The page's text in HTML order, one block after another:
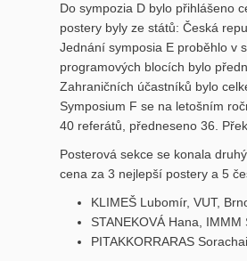
Do sympozia D bylo přihlášeno
postery byly ze států: Česká
Jednání symposia E proběhlo v
programových blocích bylo
Zahraničních účastníků bylo
Symposium F se na letošním
40 referátů, předneseno 36.
Posterová sekce se konala
cena za 3 nejlepší postery a 5
KLIMEŠ Lubomír, VUT,
STANEKOVÁ Hana,
PITAKKORRARAS